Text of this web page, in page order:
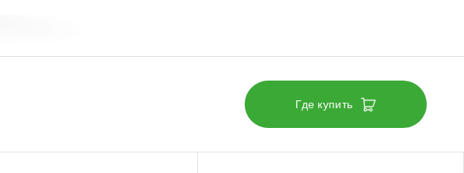
Где купить